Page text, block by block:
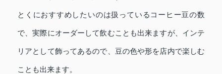
とくにおすすめしたいのは扱っているコーヒー豆の数
で、実際にオーダーして飲むことも出来ますが、インテ
リアとして飾ってあるので、豆の色や形を店内で楽しむ
ことも出来ます。